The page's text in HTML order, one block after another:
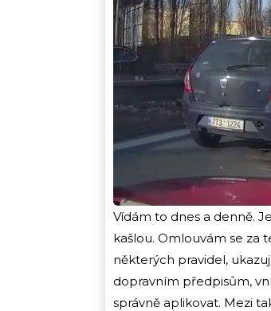
Vídám to dnes a denně.
kašlou. Omlouvám se za
některých pravidel,
dopravním předpisům,
správně aplikovat. Mezi